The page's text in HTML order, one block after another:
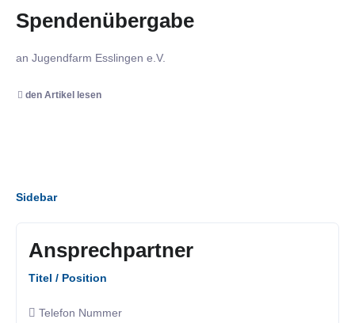
Spendenübergabe
an Jugendfarm Esslingen e.V.
den Artikel lesen
Sidebar
Ansprechpartner
Titel / Position
Telefon Nummer